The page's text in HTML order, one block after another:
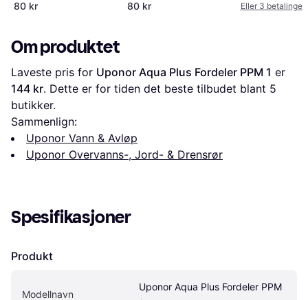
80 kr
80 kr
Eller 3 betalinger
Om produktet
Laveste pris for Uponor Aqua Plus Fordeler PPM 1
144 kr. Dette er for tiden det beste tilbudet blant 5
butikker.
Sammenlign:
Uponor Vann & Avløp
Uponor Overvanns-, Jord- & Drensrør
Spesifikasjoner
Produkt
Modellnavn
Uponor Aqua Plus Fordeler PPM